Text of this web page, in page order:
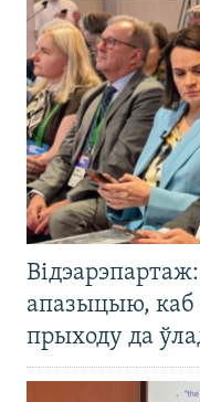
апазыцыю, каб
прыходу да